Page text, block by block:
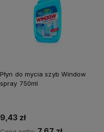
Płyn do mycia szyb Window
spray 750ml
9,43 zł